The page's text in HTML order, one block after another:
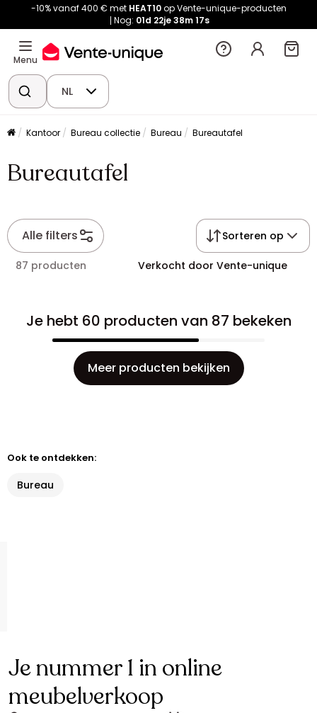
-10% vanaf 400 € met HEAT10op Vente-unique-producten
Nog: 01d 22je38m17s
Menu
NL
Kantoor Bureau collectie Bureau Bureautafel
Bureautafel
Alle filters Sorteren op
87 producten Verkocht door Vente-unique
Je hebt 60 producten van 87 bekeken
Meer producten bekijken
Ook te ontdekken:
Bureau
Je nummer 1 in online
meubelverkoop